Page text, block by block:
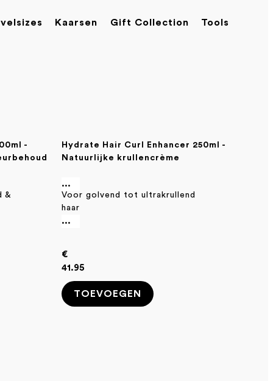
Kaarsen Gift Collection Tools
-
&
Hydrate Hair Curl Enhancer 250ml -
Natuurlijke krullencrème
...
Voor golvend tot ultrakrullend
haar
...
€
41.95
TOEVOEGEN